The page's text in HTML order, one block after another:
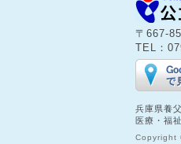
〒667-
TEL：
兵庫県養
医療・福
Copyright